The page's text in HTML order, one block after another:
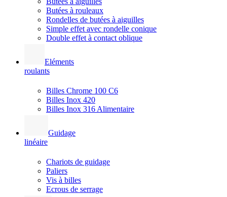
Butées à rouleaux
Rondelles de butées à aiguilles
Simple effet avec rondelle conique
Double effet à contact oblique
Eléments
roulants
Billes Chrome 100 C6
Billes Inox 420
Billes Inox 316 Alimentaire
Guidage
linéaire
Chariots de guidage
Paliers
Vis à billes
Ecrous de serrage